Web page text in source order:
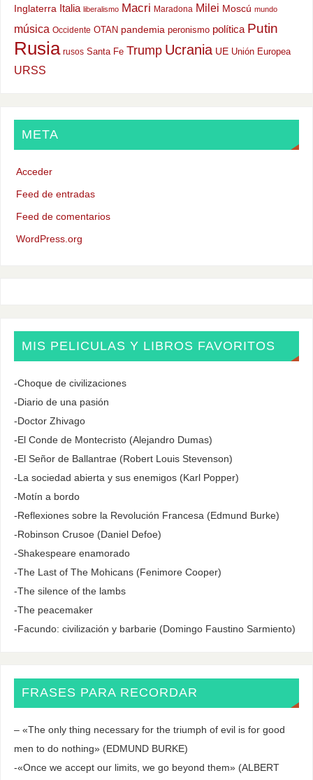
Inglaterra Italia liberalismo Macri Maradona Milei Moscú mundo
música Occidente OTAN pandemia peronismo política Putin
Rusia rusos Santa Fe Trump Ucrania UE Unión Europea
URSS
META
Acceder
Feed de entradas
Feed de comentarios
WordPress.org
MIS PELICULAS Y LIBROS FAVORITOS
-Choque de civilizaciones
-Diario de una pasión
-Doctor Zhivago
-El Conde de Montecristo (Alejandro Dumas)
-El Señor de Ballantrae (Robert Louis Stevenson)
-La sociedad abierta y sus enemigos (Karl Popper)
-Motín a bordo
-Reflexiones sobre la Revolución Francesa (Edmund Burke)
-Robinson Crusoe (Daniel Defoe)
-Shakespeare enamorado
-The Last of The Mohicans (Fenimore Cooper)
-The silence of the lambs
-The peacemaker
-Facundo: civilización y barbarie (Domingo Faustino Sarmiento)
FRASES PARA RECORDAR
– «The only thing necessary for the triumph of evil is for good
men to do nothing» (EDMUND BURKE)
-«Once we accept our limits, we go beyond them» (ALBERT